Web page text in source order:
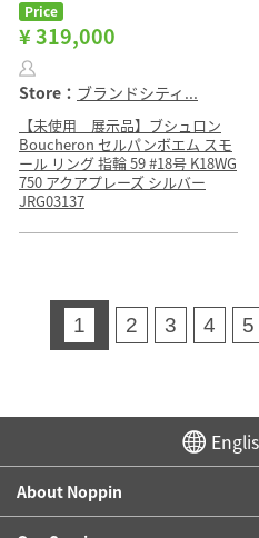
Price
¥ 319,000
Store： ブランドシティ...
【未使用 展示品】ブシュロン
Boucheron セルパンボエム スモ
ール リング 指輪 59 #18号 K18WG
750 アクアプレーズ シルバー
JRG03137
1 2 3 4 5
About Noppin